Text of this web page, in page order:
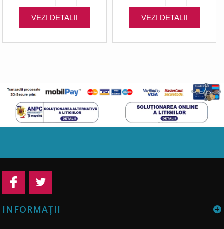
VEZI DETALII VEZI DETALII
INFORMAŢII